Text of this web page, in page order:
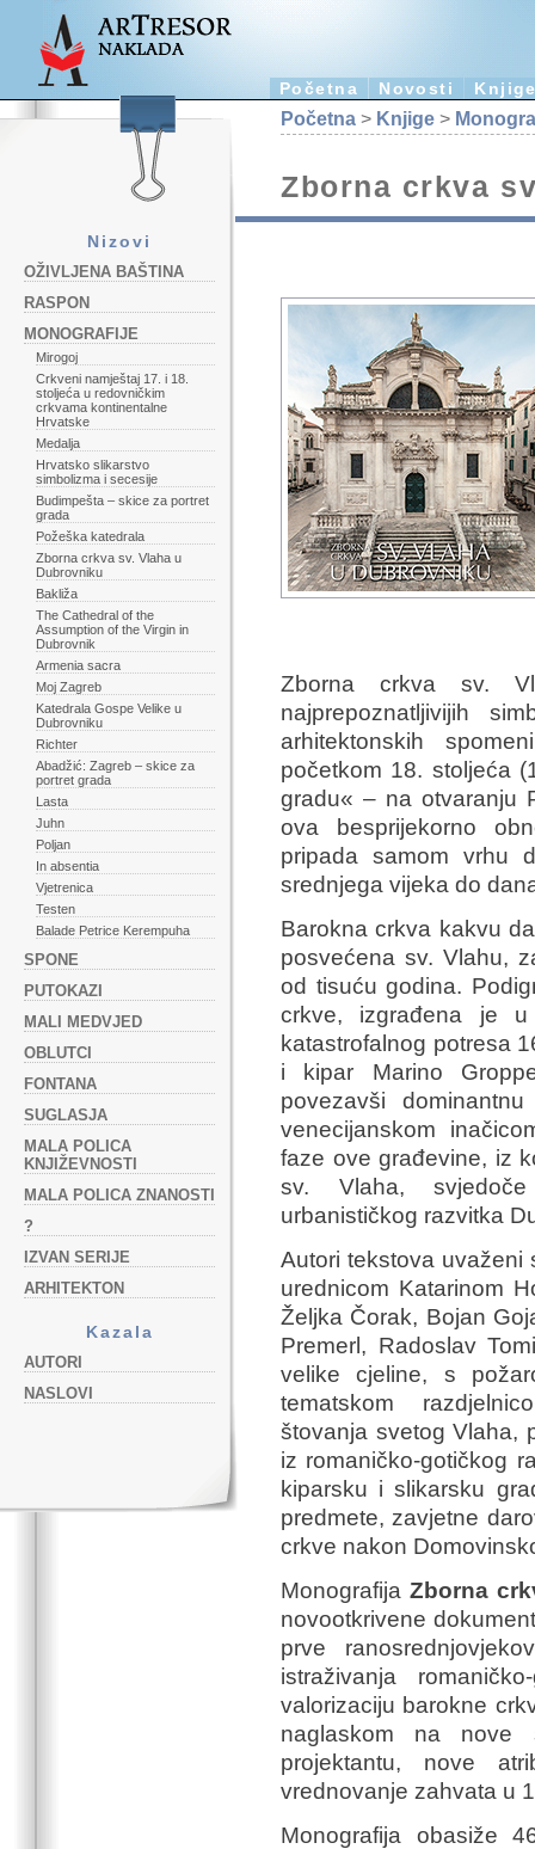
Početna Novosti
Nizovi
OŽIVLJENA BAŠTINA
RASPON
MONOGRAFIJE
Mirogoj
Crkveni namještaj 17. i 18.
stoljeća u redovničkim
crkvama kontinentalne
Hrvatske
Medalja
Hrvatsko slikarstvo
simbolizma i secesije
Budimpešta – skice za portret
grada
Požeška katedrala
Zborna crkva sv. Vlaha u
Dubrovniku
Bakliža
The Cathedral of the
Assumption of the Virgin in
Dubrovnik
Armenia sacra
Moj Zagreb
Katedrala Gospe Velike u
Dubrovniku
Richter
Abadžić: Zagreb – skice za
portret grada
Lasta
Juhn
Poljan
In absentia
Vjetrenica
Testen
Balade Petrice Kerempuha
SPONE
PUTOKAZI
MALI MEDVJED
OBLUTCI
FONTANA
SUGLASJA
MALA POLICA
KNJIŽEVNOSTI
MALA POLICA ZNANOSTI
?
IZVAN SERIJE
ARHITEKTON
Kazala
AUTORI
NASLOVI
Početna > Knjige >
Zborna crkva
Zborna crkva sv.
najprepoznatljivijih
arhitektonskih
početkom 18. stoljeća
gradu« – na otvaranju
ova besprijekorno
pripada samom vrhu
srednjega vijeka do
Barokna crkva kakvu
posvećena sv. Vlahu,
od tisuću godina.
crkve, izgrađena je u
katastrofalnog potresa
i kipar Marino
povezavši
venecijanskom
faze ove građevine, iz
sv. Vlaha,
urbanističkog razvitka
Autori tekstova uvaženi
urednicom Katarinom
Željka Čorak, Bojan
Premerl, Radoslav
velike cjeline, s
tematskom
štovanja svetog Vlaha,
iz romaničko-gotičkog
kiparsku i slikarsku
predmete, zavjetne
crkve nakon
Monografija Zborna
novootkrivene
prve
istraživanja
valorizaciju barokne
naglaskom na nove
projektantu, nove
vrednovanje zahvata u
Monografija obasiže